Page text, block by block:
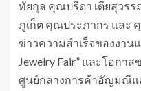
ทัยกุล คุณปรีดา เตียสุวร
ภูเก็ต คุณประภากร และ
ข่าวความสำเร็จของงาน
Jewelry Fair” และโอกา
ศูนย์กลางการค้าอัญมณีแ